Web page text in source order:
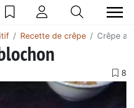
Recette de crêpe Crêpe